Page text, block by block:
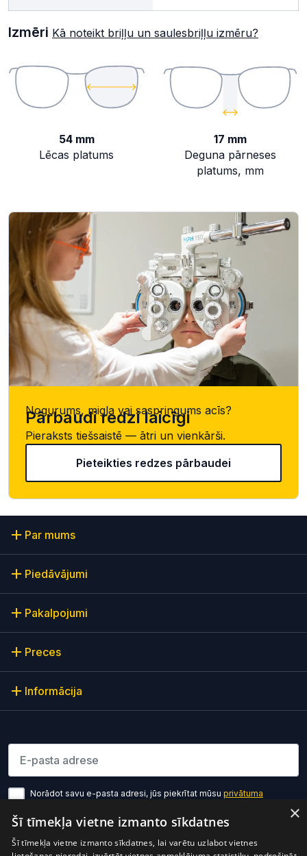
Izmēri Kā noteikt briļļu un saulesbriļļu izmēru?
54 mm
Lēcas platums
17 mm
Deguna pārneses
platums, mm
Nogurums, migla vai saspringums acīs?
Pārbaudi redzi laicīgi
Pieraksts tiešsaistē — ātri un vienkārši.
Pieteikties redzes pārbaudei
Par mums
Piedāvājumi
Pakalpojumi
Preces
Informācija
Lūdzu ievadiet e-pasta adresi
Norādot savu e-pasta adresi, jūs piekrītat mūsu privātuma
Pierakstīties
×
Šī tīmekļa vietne izmanto sīkdatnes
Šī tīmekļa vietne izmanto sīkdatnes, lai varētu uzlabot vietnes